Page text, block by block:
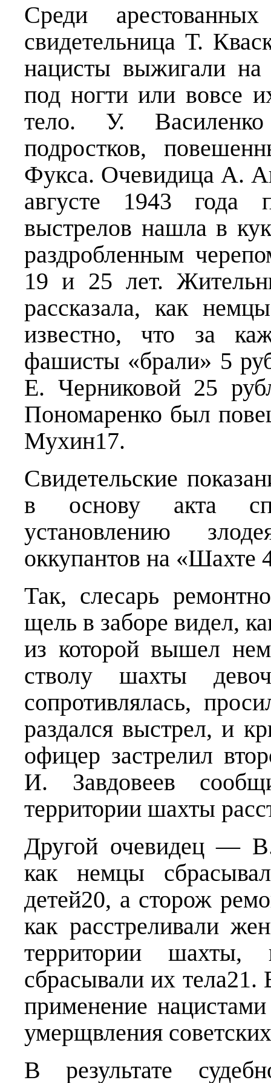
Среди
свидетельница Т.
нацисты выжигали на
под ногти или вовсе
тело. У.
подростков,
Фукса. Очевидица А.
августе 1943 года
выстрелов нашла в
раздробленным
19 и 25 лет.
рассказала, как
известно, что за
фашисты «брали» 5
Е. Черниковой 25
Пономаренко был
Мухин17.
Свидетельские
в основу акта
установлению
оккупантов на
Так, слесарь
щель в заборе видел,
из которой вышел
стволу шахты
сопротивлялась,
раздался выстрел, и
офицер застрелил
И. Завдовеев
территории шахты
Другой очевидец — В.
как немцы
детей20, а сторож
как расстреливали
территории
сбрасывали их
применение
умерщвления
В результате